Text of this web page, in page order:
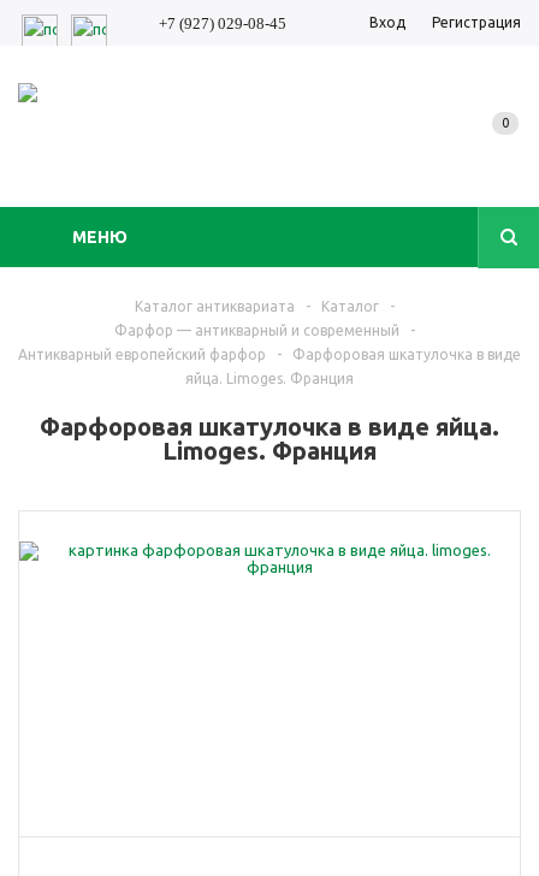
+7 (927) 029-08-45 Вход Регистрация
МЕНЮ
0
Каталог антиквариата - Каталог
-
Фарфор — антикварный и современный
-
Антикварный европейский фарфор
-
Фарфоровая шкатулочка в виде
яйца. Limoges. Франция
Фарфоровая шкатулочка в виде яйца.
Limoges. Франция